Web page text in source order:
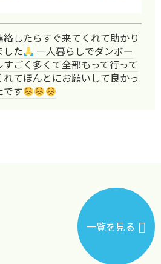
絡したらすぐ来てくれて助かり
した
一人暮らしでダンボー
すごく多くて全部もって行って
れてほんとにお願いして良かっ
です
一覧を見る